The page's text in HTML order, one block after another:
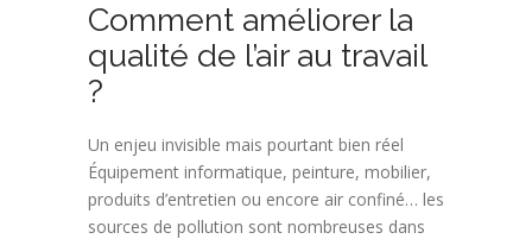
Comment améliorer la
qualité de l’air au travail
?
Un enjeu invisible mais pourtant bien réel
Équipement informatique, peinture, mobilier,
produits d’entretien ou encore air confiné… les
sources de pollution sont nombreuses dans